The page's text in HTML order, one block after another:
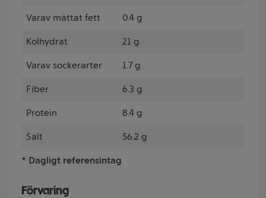
Varav mättat fett 0.4 g
Kolhydrat 21 g
Varav sockerarter 1.7 g
Fiber 6.3 g
Protein 8.4 g
Salt 56.2 g
* Dagligt referensintag
Förvaring